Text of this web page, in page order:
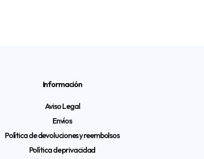
Información
Aviso Legal
Envíos
Política de devoluciones y reembolsos
Política de privacidad